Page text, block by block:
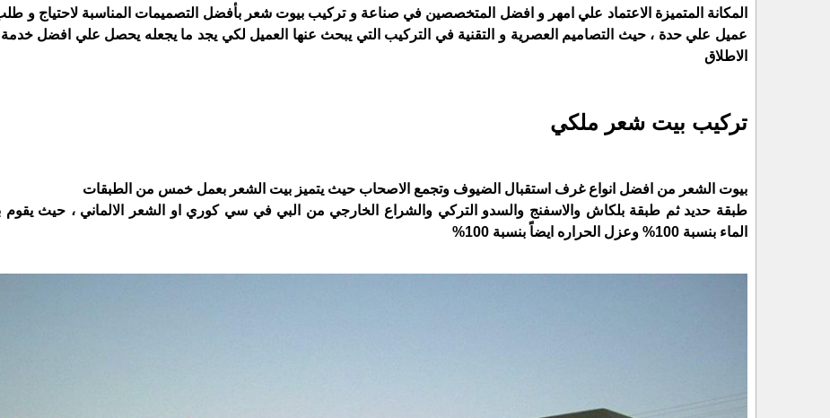
المكانة المتميزة الاعتماد علي امهر و افضل المتخصصين في صناعة و تركيب بيوت شعر بأفضل التصميمات المناسبة لاحتياج و
عميل علي حدة ، حيث التصاميم العصرية و التقنية في التركيب التي يبحث عنها العميل لكي يجد ما يجعله يحصل علي افضل
الاطلاق
تركيب بيت شعر ملكي
بيوت الشعر من افضل انواع غرف استقبال الضيوف وتجمع الاصحاب حيث يتميز بيت الشعر بعمل خمس من الطبقات
طبقة حديد ثم طبقة بلكاش والاسفنج والسدو التركي والشراع الخارجي من البي في سي كوري او الشعر الالماني ، حيث يقوم
الماء بنسبة 100% وعزل الحراره ايضاً بنسبة 100%